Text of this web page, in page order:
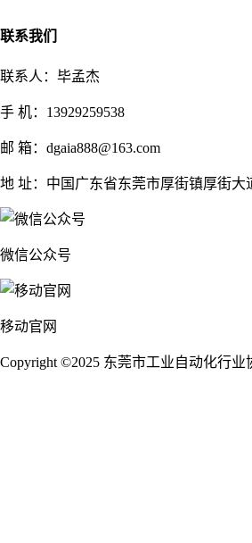
联系我们
联系人：毕孟杰
手 机：13929259538
邮 箱：dgaia888@163.com
地 址：中国广东省东莞市厚街镇厚街大
微信公众号
移动官网
Copyright ©2025 东莞市工业自动化行业